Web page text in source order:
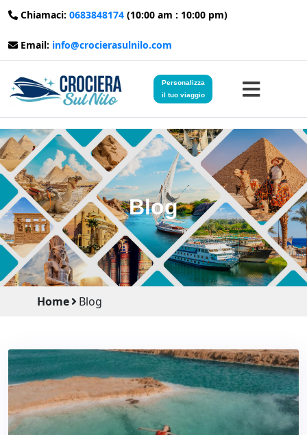
Chiamaci: 0683848174 (10:00 am : 10:00 pm)
Email: info@crocierasulnilo.com
Personalizza
il tuo viaggio
Home
Viaggi in Egitto
Crociere sul Nilo
Viaggi in Giordania
Blog
Blog
Home Blog